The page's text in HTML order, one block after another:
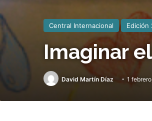
Central Internacional Edición
Imaginar
David Martín Díaz 1